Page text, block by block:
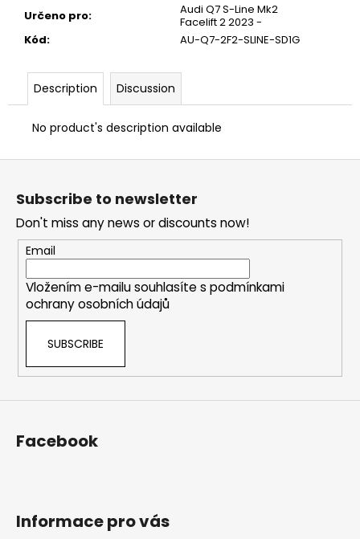
Určeno pro:
Audi Q7 S-Line Mk2
Facelift 2 2023 -
Kód: AU-Q7-2F2-SLINE-SD1G
Description Discussion
No product's description available
F
Subscribe to newsletter
Don't miss any news or discounts now!
Email
Vložením e-mailu souhlasíte s podmínkami
ochrany osobních údajů
SUBSCRIBE
Facebook
Informace pro vás